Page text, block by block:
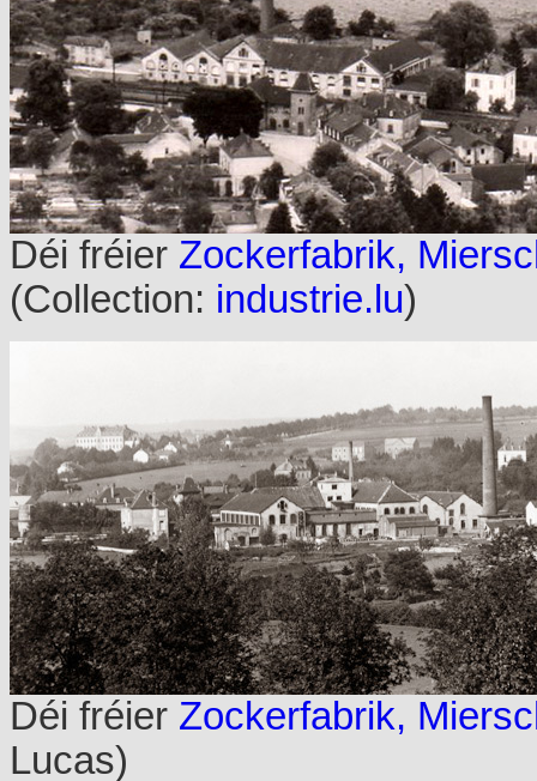
Déi fréier Zockerfabrik,
(Collection: industrie.lu)
Déi fréier Zockerfabrik,
Lucas)